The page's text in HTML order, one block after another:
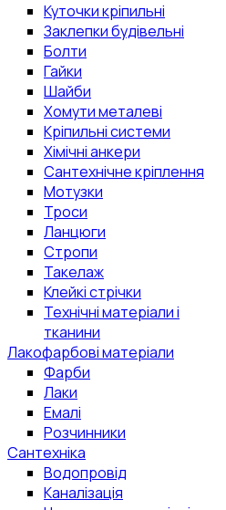
Куточки кріпильні
Заклепки будівельні
Болти
Гайки
Шайби
Хомути металеві
Кріпильні системи
Хімічні анкери
Сантехнічне кріплення
Мотузки
Троси
Ланцюги
Стропи
Такелаж
Клейкі стрічки
Технічні матеріали і
тканини
Лакофарбові матеріали
Фарби
Лаки
Емалі
Розчинники
Сантехніка
Водопровід
Каналізація